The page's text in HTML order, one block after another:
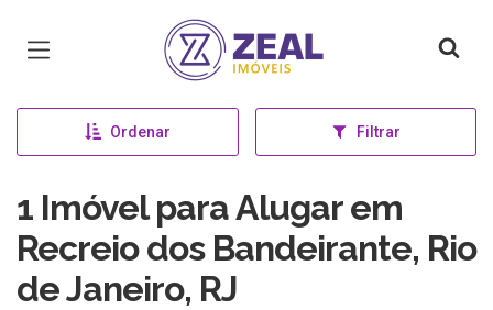
Página inicial
Ordenar Filtrar
1 Imóvel para Alugar em
Recreio dos Bandeirante, Rio
de Janeiro, RJ